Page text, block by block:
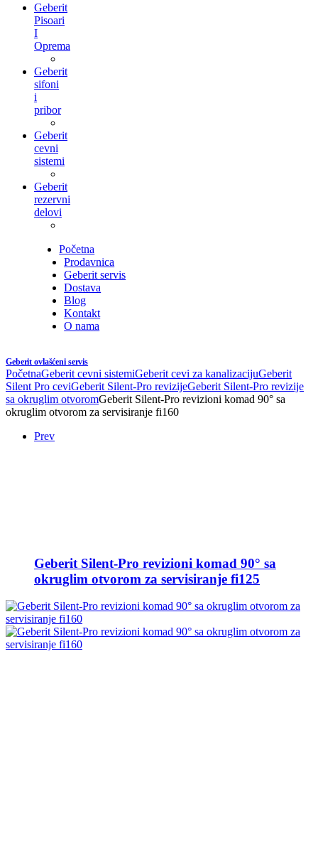
Geberit
Pisoari
I
Oprema
Geberit
sifoni
i
pribor
Geberit
cevni
sistemi
Geberit
rezervni
delovi
Početna
Prodavnica
Geberit servis
Dostava
Blog
Kontakt
O nama
Geberit ovlašćeni servis
PočetnaGeberit cevni sistemiGeberit cevi za kanalizacijuGeberit
Silent Pro ceviGeberit Silent-Pro revizijeGeberit Silent-Pro revizije
sa okruglim otvoromGeberit Silent-Pro revizioni komad 90° sa
okruglim otvorom za servisiranje fi160
Prev
Geberit Silent-Pro revizioni komad 90° sa
okruglim otvorom za servisiranje fi125